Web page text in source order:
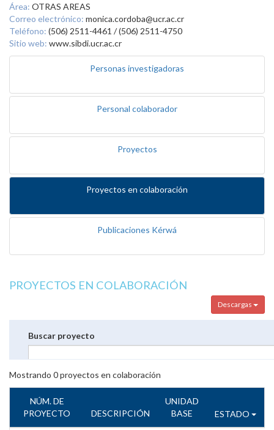
Área: OTRAS AREAS
Correo electrónico: monica.cordoba@ucr.ac.cr
Teléfono: (506) 2511-4461 / (506) 2511-4750
Sitio web: www.sibdi.ucr.ac.cr
Personas investigadoras
Personal colaborador
Proyectos
Proyectos en colaboración
Publicaciones Kérwá
PROYECTOS EN COLABORACIÓN
Descargas
Buscar proyecto
Mostrando 0proyectos en colaboración
NÚM. DE
PROYECTO
DESCRIPCIÓN
UNIDAD
BASE
ESTADO